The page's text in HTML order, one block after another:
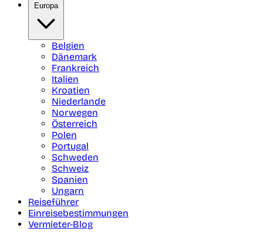
Europa
Belgien
Dänemark
Frankreich
Italien
Kroatien
Niederlande
Norwegen
Österreich
Polen
Portugal
Schweden
Schweiz
Spanien
Ungarn
Reiseführer
Einreisebestimmungen
Vermieter-Blog